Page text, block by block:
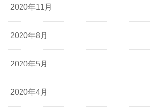
2020年11月
2020年8月
2020年5月
2020年4月